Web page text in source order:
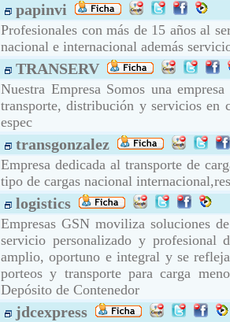
papinvi
Profesionales con más de 15 años al
nacional e internacional además
TRANSERV
Nuestra Empresa Somos una
transporte, distribución y servicios en
espec
transgonzalez
Empresa dedicada al transporte de
tipo de cargas nacional
logistics
Empresas GSN moviliza soluciones
servicio personalizado y
amplio, oportuno e integral y se
porteos y transporte para carga
Depósito de Contenedor
jdcexpress